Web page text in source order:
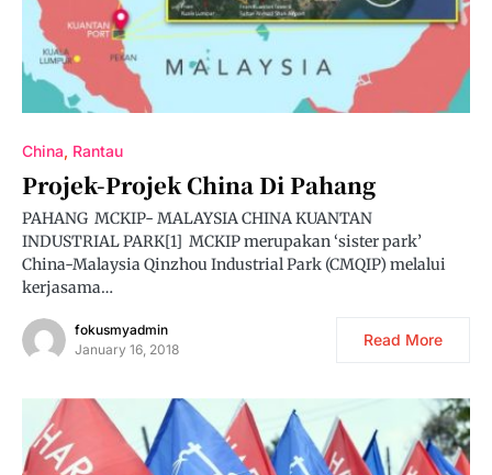
China Rantau
Projek-Projek China Di Pahang
PAHANG MCKIP- MALAYSIA CHINA KUANTAN
INDUSTRIAL PARK[1] MCKIP merupakan ‘sister park’
China-Malaysia Qinzhou Industrial Park (CMQIP) melalui
kerjasama…
fokusmyadmin
January 16, 2018
Read More